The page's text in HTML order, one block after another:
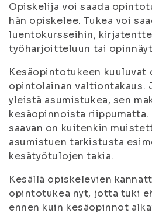
Opiskelija voi saada
hän opiskelee. Tukea voi
luentokursseihin,
työharjoitteluun tai
Kesäopintotukeen kuuluvat
opintolainan valtiontakaus.
yleistä asumistukea, sen
kesäopinnoista riippumatta.
saavan on kuitenkin
asumistuen tarkistusta
kesätyötulojen takia.
Kesällä opiskelevien
opintotukea nyt, jotta tuki
ennen kuin kesäopinnot